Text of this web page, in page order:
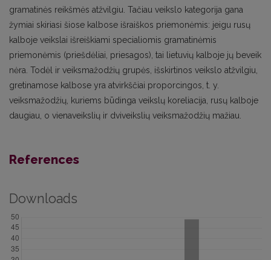
gramatinės reikšmės atžvilgiu. Tačiau veikslo kategorija gana
žymiai skiriasi šiose kalbose išraiškos priemonėmis: jeigu rusų
kalboje veikslai išreiškiami specialiomis gramatinėmis
priemonėmis (priešdėliai, priesagos), tai lietuvių kalboje jų beveik
nėra. Todėl ir veiksmažodžių grupės, išskirtinos veikslo atžvilgiu,
gretinamose kalbose yra atvirkščiai proporcingos, t. y.
veiksmažodžių, kuriems būdinga veikslų koreliacija, rusų kalboje
daugiau, o vienaveikslių ir dviveikslių veiksmažodžių mažiau.
References
Downloads